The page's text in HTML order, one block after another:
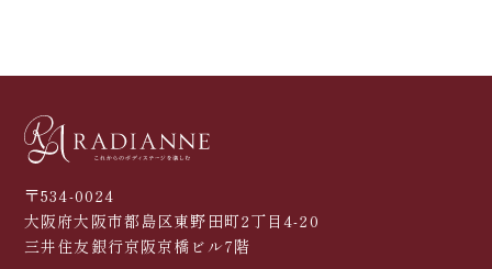
〒534-0024
大阪府大阪市都島区東野田町2丁目4-20
三井住友銀行京阪京橋ビル7階